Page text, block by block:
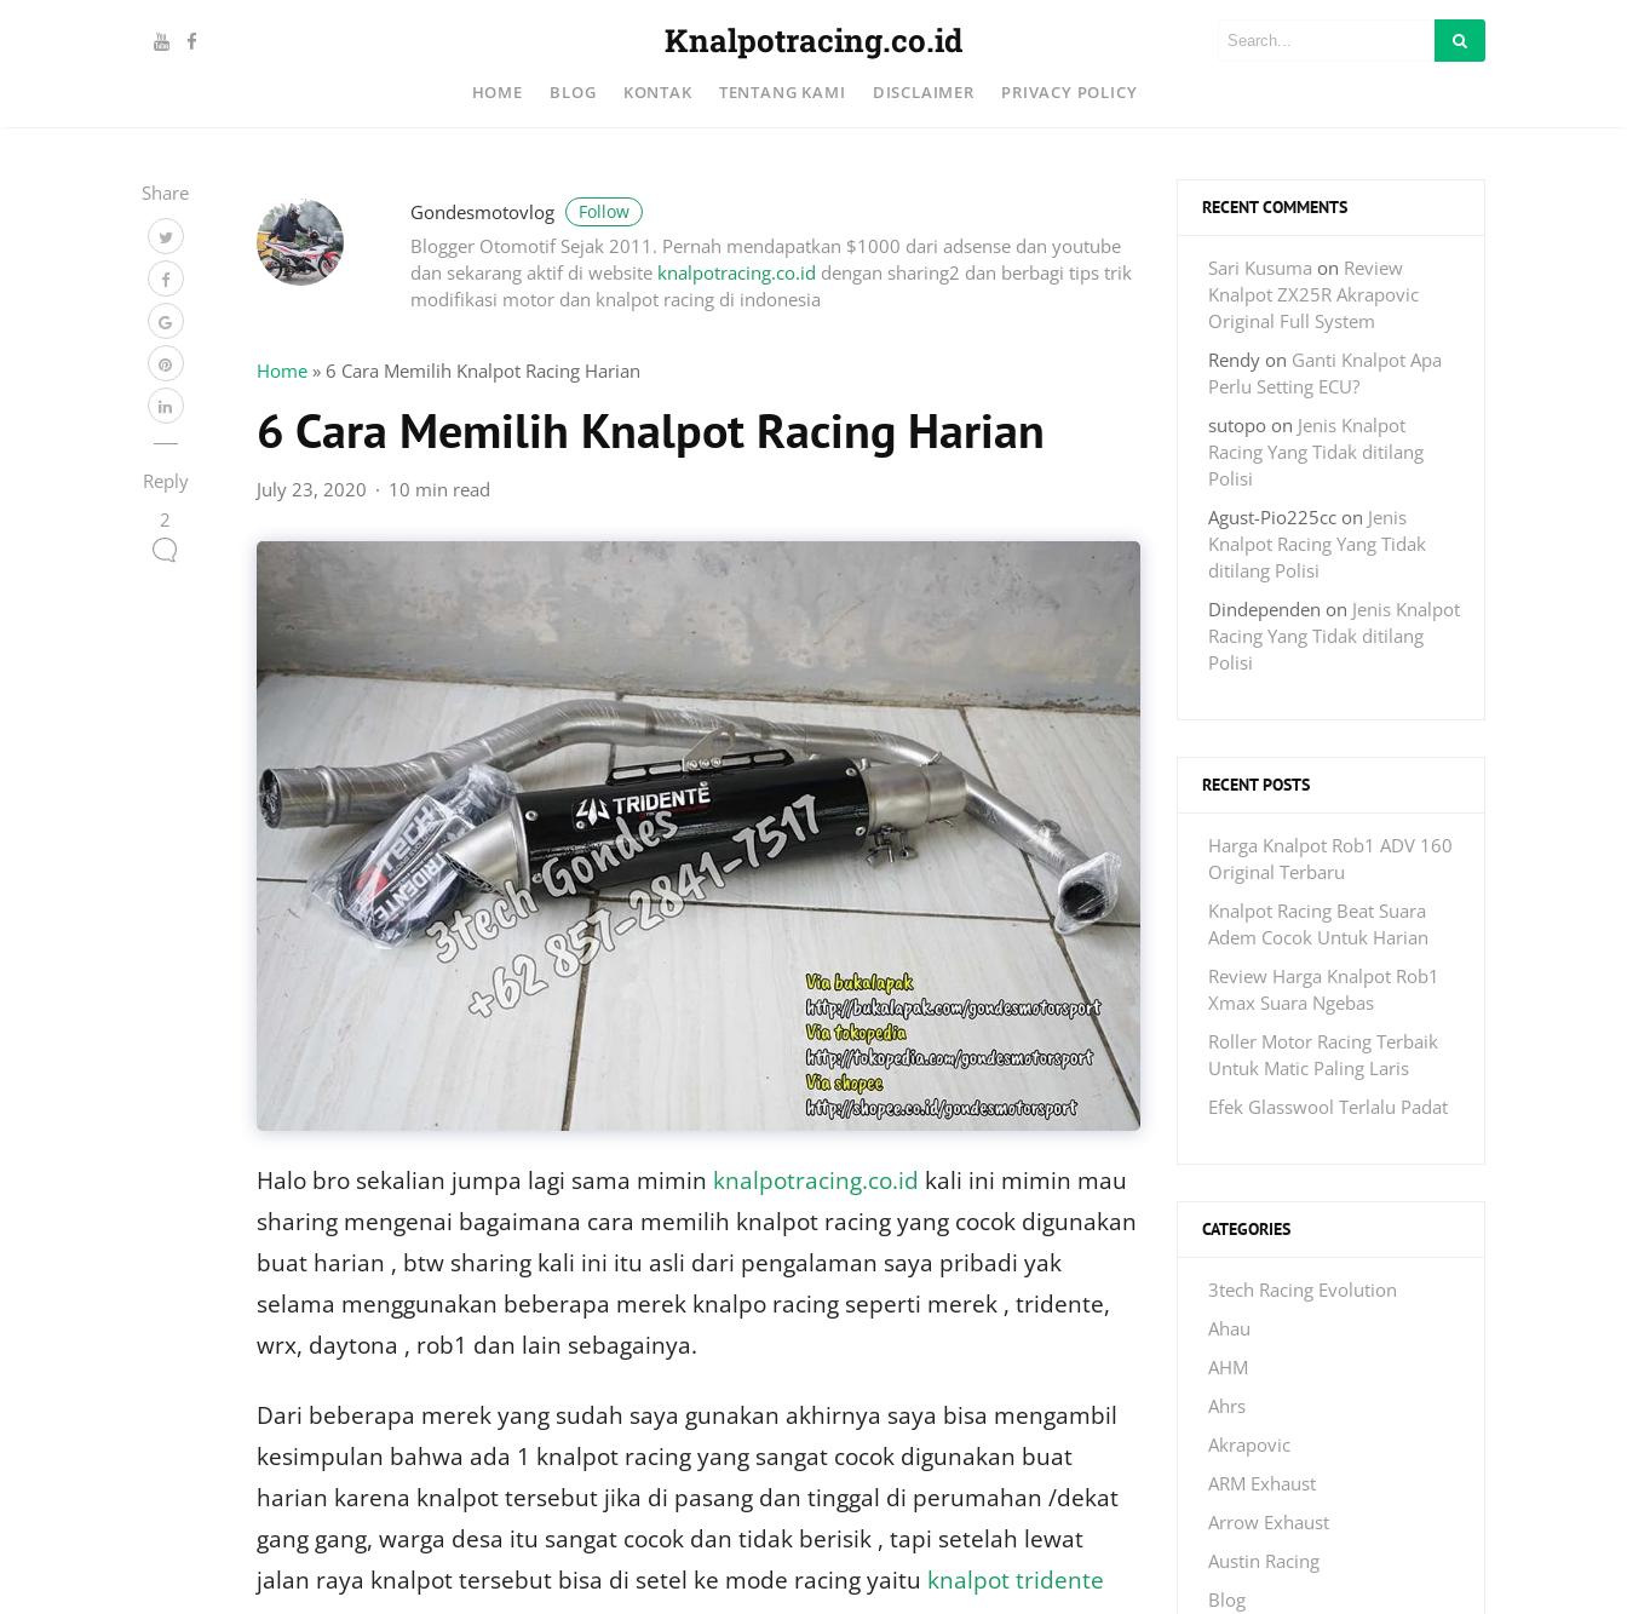
Knalpotracing.co.id
HOME BLOG KONTAK TENTANG KAMI DISCLAIMER PRIVACY POLICY
Share
Reply
2
Gondesmotovlog Follow
Blogger Otomotif Sejak 2011. Pernah mendapatkan $1000 dari adsense dan youtube
dan sekarang aktif di website knalpotracing.co.id dengan sharing2 dan berbagi tips trik
modifikasi motor dan knalpot racing di indonesia
Home » 6 Cara Memilih Knalpot Racing Harian
6 Cara Memilih Knalpot Racing Harian
July 23, 2020 10 min read
Halo bro sekalian jumpa lagi sama mimin knalpotracing.co.id kali ini mimin mau
sharing mengenai bagaimana cara memilih knalpot racing yang cocok digunakan
buat harian , btw sharing kali ini itu asli dari pengalaman saya pribadi yak
selama menggunakan beberapa merek knalpo racing seperti merek , tridente,
wrx, daytona , rob1 dan lain sebagainya.
Dari beberapa merek yang sudah saya gunakan akhirnya saya bisa mengambil
kesimpulan bahwa ada 1 knalpot racing yang sangat cocok digunakan buat
harian karena knalpot tersebut jika di pasang dan tinggal di perumahan /dekat
gang gang, warga desa itu sangat cocok dan tidak berisik , tapi setelah lewat
jalan raya knalpot tersebut bisa di setel ke mode racing yaitu knalpot tridente
RECENT COMMENTS
Sari Kusuma on Review
Knalpot ZX25R Akrapovic
Original Full System
Rendy on Ganti Knalpot Apa
Perlu Setting ECU?
sutopo on Jenis Knalpot
Racing Yang Tidak ditilang
Polisi
Agust-Pio225cc on Jenis
Knalpot Racing Yang Tidak
ditilang Polisi
Dindependen on Jenis Knalpot
Racing Yang Tidak ditilang
Polisi
RECENT POSTS
Harga Knalpot Rob1 ADV 160
Original Terbaru
Knalpot Racing Beat Suara
Adem Cocok Untuk Harian
Review Harga Knalpot Rob1
Xmax Suara Ngebas
Roller Motor Racing Terbaik
Untuk Matic Paling Laris
Efek Glasswool Terlalu Padat
CATEGORIES
3tech Racing Evolution
Ahau
AHM
Ahrs
Akrapovic
ARM Exhaust
Arrow Exhaust
Austin Racing
Blog